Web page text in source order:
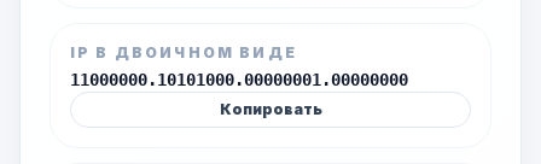
IP В ДВОИЧНОМ ВИДЕ
11000000.10101000.00000001.00000000
Копировать